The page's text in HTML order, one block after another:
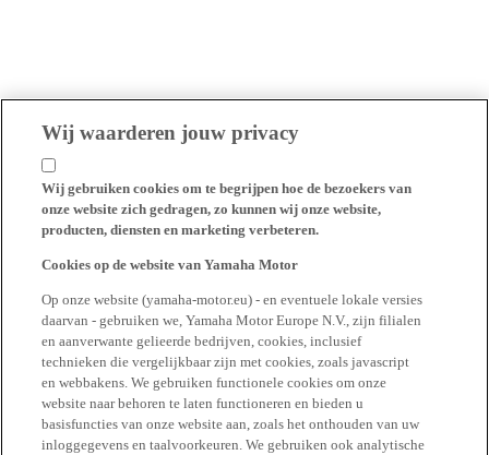
Wij waarderen jouw privacy
Wij gebruiken cookies om te begrijpen hoe de bezoekers van
onze website zich gedragen, zo kunnen wij onze website,
producten, diensten en marketing verbeteren.
Cookies op de website van Yamaha Motor
Op onze website (yamaha-motor.eu) - en eventuele lokale versies
daarvan - gebruiken we, Yamaha Motor Europe N.V., zijn filialen
en aanverwante gelieerde bedrijven, cookies, inclusief
technieken die vergelijkbaar zijn met cookies, zoals javascript
en webbakens. We gebruiken functionele cookies om onze
website naar behoren te laten functioneren en bieden u
basisfuncties van onze website aan, zoals het onthouden van uw
inloggegevens en taalvoorkeuren. We gebruiken ook analytische